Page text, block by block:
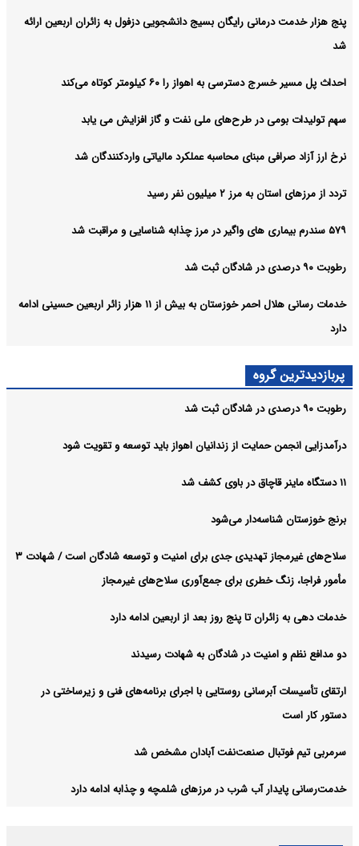
پنج هزار خدمت درمانی رایگان بسیج دانشجویی دزفول به زائران اربعین ارائه
شد
احداث پل مسیر خسرج دسترسی به اهواز را ۶۰ کیلومتر کوتاه می‌کند
سهم تولیدات بومی در طرح‌های ملی نفت و گاز افزایش می یابد
نرخ ارز آزاد صرافی مبنای محاسبه عملکرد مالیاتی واردکنندگان شد
تردد از مرزهای استان به مرز ۲ میلیون نفر رسید
۵۷۹ سندرم بیماری های واگیر در مرز چذابه شناسایی و مراقبت شد
رطوبت ۹۰ درصدی در شادگان ثبت شد
خدمات رسانی هلال احمر خوزستان به بیش از ۱۱ هزار زائر اربعین حسینی ادامه
دارد
پربازدیدترین گروه
رطوبت ۹۰ درصدی در شادگان ثبت شد
درآمدزایی انجمن حمایت از زندانیان اهواز باید توسعه و تقویت شود
۱۱ دستگاه ماینر قاچاق در باوی کشف شد
برنج خوزستان شناسه‌دار می‌شود
سلاح‌های غیرمجاز تهدیدی جدی برای امنیت و توسعه شادگان است / شهادت ۳
مأمور فراجا، زنگ خطری برای جمع‌آوری سلاح‌های غیرمجاز
خدمات دهی به زائران تا پنج روز بعد از اربعین ادامه دارد
دو مدافع نظم و امنیت در شادگان به شهادت رسیدند
ارتقای تأسیسات آبرسانی روستایی با اجرای برنامه‌های فنی و زیرساختی در
دستور کار است
سرمربی تیم فوتبال صنعت‌نفت آبادان مشخص شد
خدمت‌رسانی پایدار آب شرب در مرزهای شلمچه و چذابه ادامه دارد